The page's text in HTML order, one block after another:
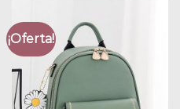
¡Oferta!